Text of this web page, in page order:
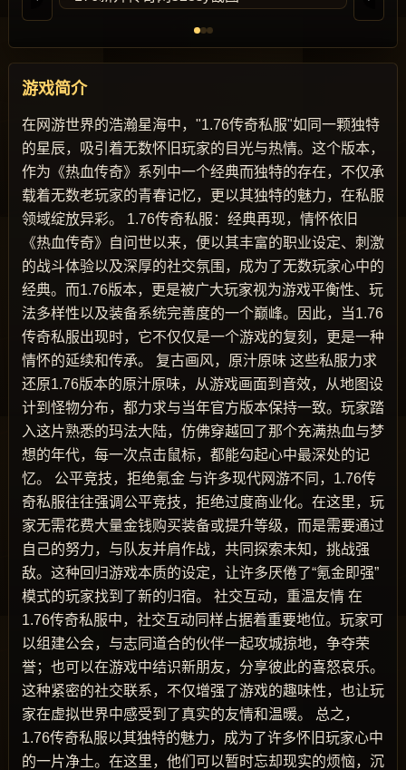
游戏简介
在网游世界的浩瀚星海中，"1.76传奇私服"如同一颗独特
的星辰，吸引着无数怀旧玩家的目光与热情。这个版本，
作为《热血传奇》系列中一个经典而独特的存在，不仅承
载着无数老玩家的青春记忆，更以其独特的魅力，在私服
领域绽放异彩。 1.76传奇私服：经典再现，情怀依旧
《热血传奇》自问世以来，便以其丰富的职业设定、刺激
的战斗体验以及深厚的社交氛围，成为了无数玩家心中的
经典。而1.76版本，更是被广大玩家视为游戏平衡性、玩
法多样性以及装备系统完善度的一个巅峰。因此，当1.76
传奇私服出现时，它不仅仅是一个游戏的复刻，更是一种
情怀的延续和传承。 复古画风，原汁原味 这些私服力求
还原1.76版本的原汁原味，从游戏画面到音效，从地图设
计到怪物分布，都力求与当年官方版本保持一致。玩家踏
入这片熟悉的玛法大陆，仿佛穿越回了那个充满热血与梦
想的年代，每一次点击鼠标，都能勾起心中最深处的记
忆。 公平竞技，拒绝氪金 与许多现代网游不同，1.76传
奇私服往往强调公平竞技，拒绝过度商业化。在这里，玩
家无需花费大量金钱购买装备或提升等级，而是需要通过
自己的努力，与队友并肩作战，共同探索未知，挑战强
敌。这种回归游戏本质的设定，让许多厌倦了“氪金即强”
模式的玩家找到了新的归宿。 社交互动，重温友情 在
1.76传奇私服中，社交互动同样占据着重要地位。玩家可
以组建公会，与志同道合的伙伴一起攻城掠地，争夺荣
誉；也可以在游戏中结识新朋友，分享彼此的喜怒哀乐。
这种紧密的社交联系，不仅增强了游戏的趣味性，也让玩
家在虚拟世界中感受到了真实的友情和温暖。 总之，
1.76传奇私服以其独特的魅力，成为了许多怀旧玩家心中
的一片净土。在这里，他们可以暂时忘却现实的烦恼，沉